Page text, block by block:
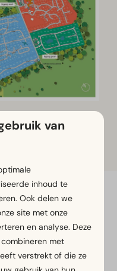
om in te
na boeken*
van
inhoud te
Ook delen we
site met onze
en analyse. Deze
met
verstrekt of die ze